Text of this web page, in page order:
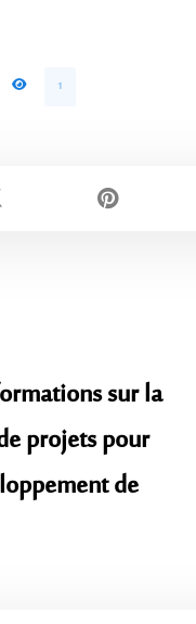
1
sur la
projets pour
de